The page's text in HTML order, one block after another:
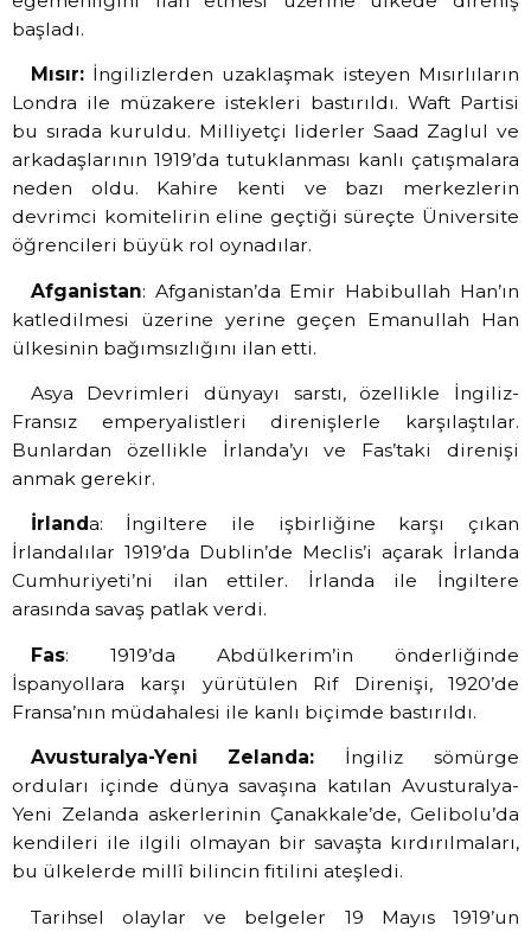
başladı.
Mısır: İngilizlerden uzaklaşmak isteyen Mısırlıların
Londra ile müzakere istekleri bastırıldı. Waft Partisi
bu sırada kuruldu. Milliyetçi liderler Saad Zaglul ve
arkadaşlarının 1919’da tutuklanması kanlı çatışmalara
neden oldu. Kahire kenti ve bazı merkezlerin
devrimci komitelirin eline geçtiği süreçte Üniversite
öğrencileri büyük rol oynadılar.
Afganistan: Afganistan’da Emir Habibullah Han’ın
katledilmesi üzerine yerine geçen Emanullah Han
ülkesinin bağımsızlığını ilan etti.
Asya Devrimleri dünyayı sarstı, özellikle İngiliz-
Fransız emperyalistleri direnişlerle karşılaştılar.
Bunlardan özellikle İrlanda’yı ve Fas’taki direnişi
anmak gerekir.
İrlanda: İngiltere ile işbirliğine karşı çıkan
İrlandalılar 1919’da Dublin’de Meclis’i açarak İrlanda
Cumhuriyeti’ni ilan ettiler. İrlanda ile İngiltere
arasında savaş patlak verdi.
Fas: 1919’da Abdülkerim’in önderliğinde
İspanyollara karşı yürütülen Rif Direnişi, 1920’de
Fransa’nın müdahalesi ile kanlı biçimde bastırıldı.
Avusturalya-Yeni Zelanda: İngiliz sömürge
orduları içinde dünya savaşına katılan Avusturalya-
Yeni Zelanda askerlerinin Çanakkale’de, Gelibolu’da
kendileri ile ilgili olmayan bir savaşta kırdırılmaları,
bu ülkelerde millî bilincin fitilini ateşledi.
Tarihsel olaylar ve belgeler 19 Mayıs 1919’un